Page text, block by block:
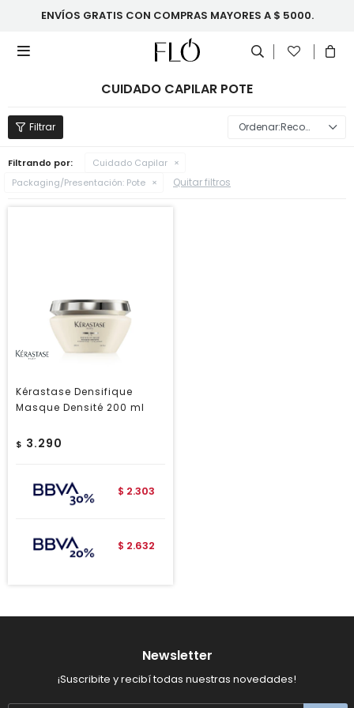
ENVÍOS GRATIS CON COMPRAS MAYORES A $ 5000.

CUIDADO CAPILAR POTE
Recomendados
Filtrando por:
Cuidado Capilar
Packaging/Presentación: Pote Quitar filtros
Kérastase Densifique
Masque Densité 200 ml
$ 3.290
$ 2.303
$ 2.632
Newsletter
¡Suscribite y recibí todas nuestras novedades!